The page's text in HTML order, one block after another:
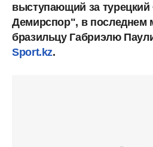
выступающий за
Демирспор", в последнем
бразильцу Габриэлю
Sport.kz.